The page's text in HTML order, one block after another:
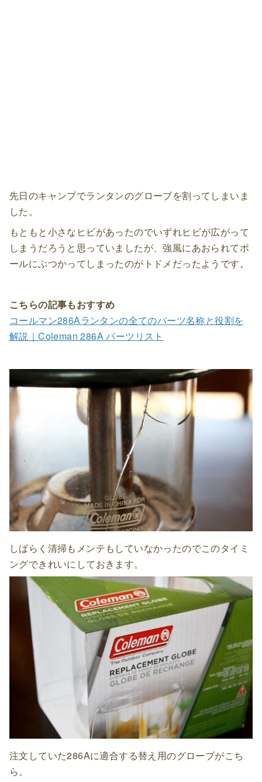
先日のキャンプでランタンのグローブを割ってしまいま
した。
もともと小さなヒビがあったのでいずれヒビが広がって
しまうだろうと思っていましたが、強風にあおられてポ
ールにぶつかってしまったのがトドメだったようです。
こちらの記事もおすすめ
コールマン286Aランタンの全てのパーツ名称と役割を
解説｜Coleman 286A パーツリスト
しばらく清掃もメンテもしていなかったのでこのタイミ
ングできれいにしておきます。
注文していた286Aに適合する替え用のグローブがこち
ら。